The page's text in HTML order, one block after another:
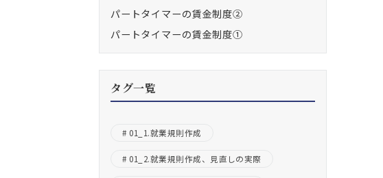
パートタイマーの賃金制度②
パートタイマーの賃金制度①
タグ一覧
01_1.就業規則作成
01_2.就業規則作成、見直しの実際